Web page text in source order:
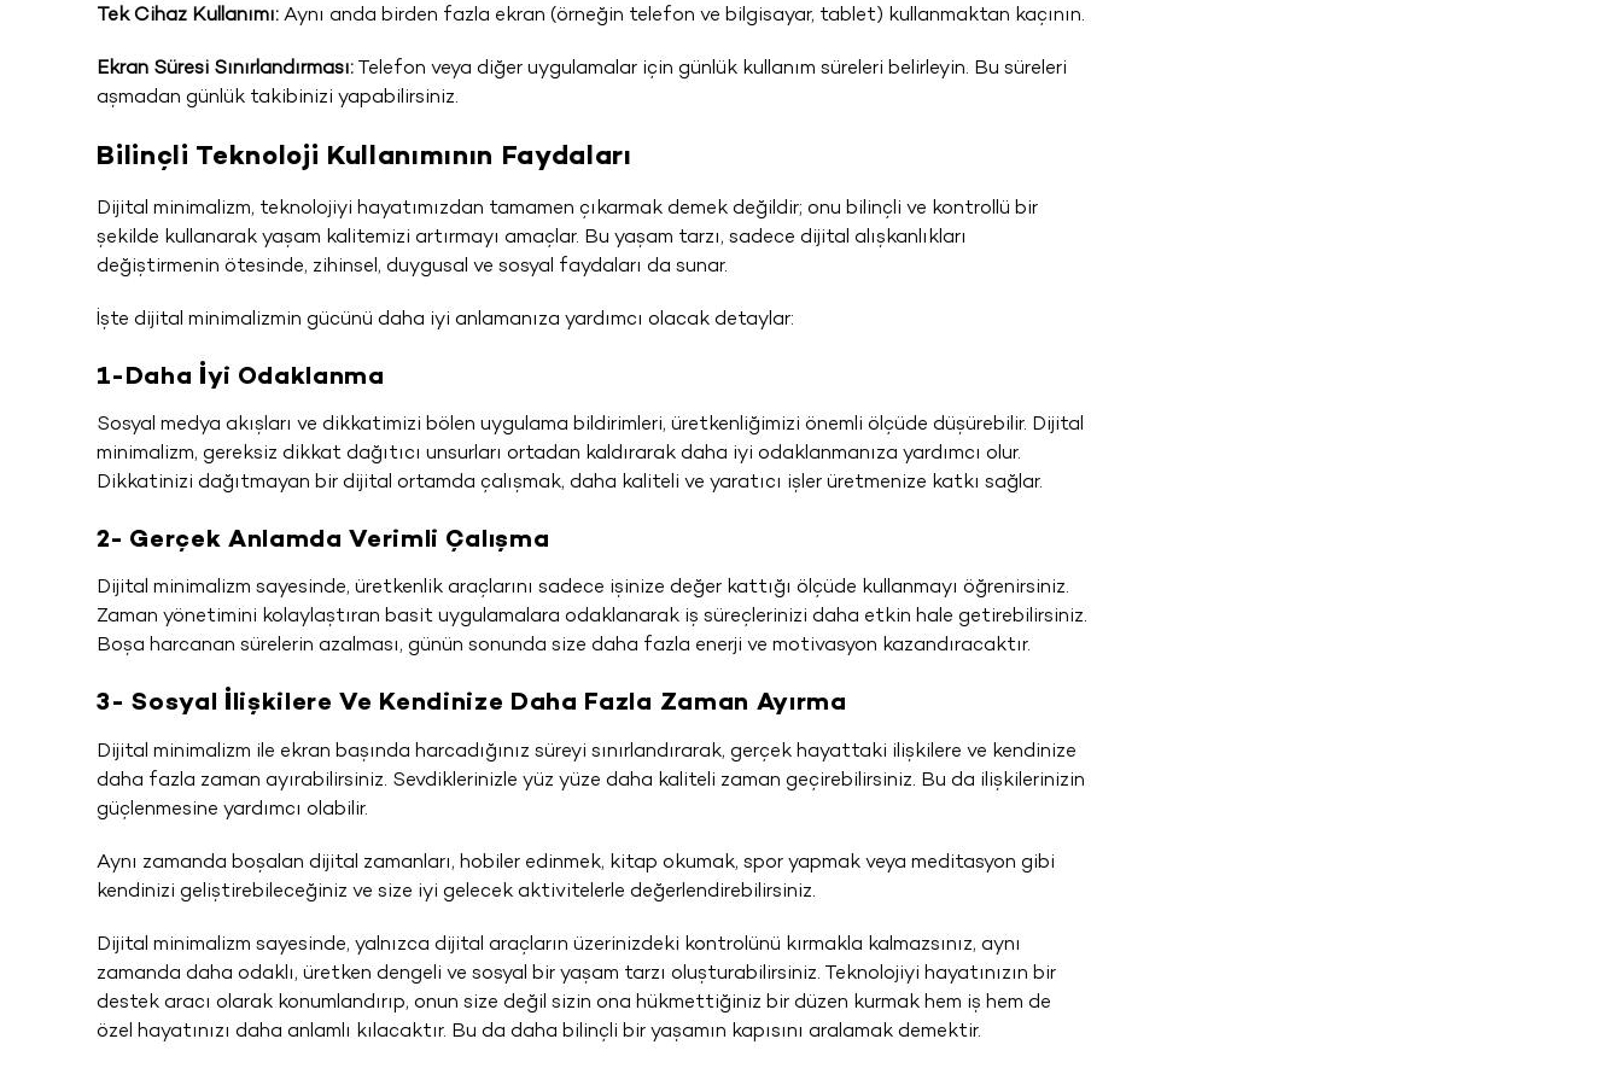
Tek Cihaz Kullanımı: Aynı anda birden fazla ekran (örneğin telefon ve bilgisayar, tablet) kullanmaktan kaçının.
Ekran Süresi Sınırlandırması: Telefon veya diğer uygulamalar için günlük kullanım süreleri belirleyin. Bu süreleri
aşmadan günlük takibinizi yapabilirsiniz.
Bilinçli Teknoloji Kullanımının Faydaları
Dijital minimalizm, teknolojiyi hayatımızdan tamamen çıkarmak demek değildir; onu bilinçli ve kontrollü bir
şekilde kullanarak yaşam kalitemizi artırmayı amaçlar. Bu yaşam tarzı, sadece dijital alışkanlıkları
değiştirmenin ötesinde, zihinsel, duygusal ve sosyal faydaları da sunar.
İşte dijital minimalizmin gücünü daha iyi anlamanıza yardımcı olacak detaylar:
1-Daha İyi Odaklanma
Sosyal medya akışları ve dikkatimizi bölen uygulama bildirimleri, üretkenliğimizi önemli ölçüde düşürebilir. Dijital
minimalizm, gereksiz dikkat dağıtıcı unsurları ortadan kaldırarak daha iyi odaklanmanıza yardımcı olur.
Dikkatinizi dağıtmayan bir dijital ortamda çalışmak, daha kaliteli ve yaratıcı işler üretmenize katkı sağlar.
2- Gerçek Anlamda Verimli Çalışma
Dijital minimalizm sayesinde, üretkenlik araçlarını sadece işinize değer kattığı ölçüde kullanmayı öğrenirsiniz.
Zaman yönetimini kolaylaştıran basit uygulamalara odaklanarak iş süreçlerinizi daha etkin hale getirebilirsiniz.
Boşa harcanan sürelerin azalması, günün sonunda size daha fazla enerji ve motivasyon kazandıracaktır.
3- Sosyal İlişkilere Ve Kendinize Daha Fazla Zaman Ayırma
Dijital minimalizm ile ekran başında harcadığınız süreyi sınırlandırarak, gerçek hayattaki ilişkilere ve kendinize
daha fazla zaman ayırabilirsiniz. Sevdiklerinizle yüz yüze daha kaliteli zaman geçirebilirsiniz. Bu da ilişkilerinizin
güçlenmesine yardımcı olabilir.
Aynı zamanda boşalan dijital zamanları, hobiler edinmek, kitap okumak, spor yapmak veya meditasyon gibi
kendinizi geliştirebileceğiniz ve size iyi gelecek aktivitelerle değerlendirebilirsiniz.
Dijital minimalizm sayesinde, yalnızca dijital araçların üzerinizdeki kontrolünü kırmakla kalmazsınız, aynı
zamanda daha odaklı, üretken dengeli ve sosyal bir yaşam tarzı oluşturabilirsiniz. Teknolojiyi hayatınızın bir
destek aracı olarak konumlandırıp, onun size değil sizin ona hükmettiğiniz bir düzen kurmak hem iş hem de
özel hayatınızı daha anlamlı kılacaktır. Bu da daha bilinçli bir yaşamın kapısını aralamak demektir.